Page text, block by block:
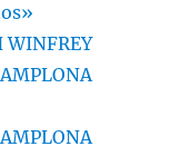
WINFREY